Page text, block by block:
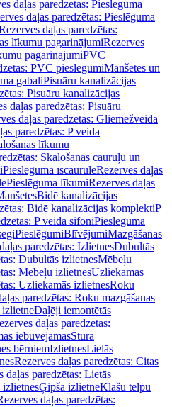
daļas paredzētas: Pieslēguma
daļas paredzētas: Pieslēguma
daļas paredzētas:
līkumu pagarinājumiRezerves
pagarinājumiPVC
PVC pieslēgumiManšetes un
gabaliPisuāru kanalizācijas
Pisuāru kanalizācijas
daļas paredzētas: Pisuāru
daļas paredzētas: Gliemežveida
paredzētas: P veida
līkumu
Skalošanas cauruļu un
Pieslēguma īscauruleRezerves daļas
Pieslēguma līkumiRezerves daļas
Bidē kanalizācijas
Bidē kanalizācijas komplektiP
P veida sifoniPieslēguma
PieslēgumiBlīvējumiMazgāšanas
paredzētas: IzlietnesDubultās
Dubultās izlietnesMēbeļu
Mēbeļu izlietnesUzliekamās
Uzliekamās izlietnesRoku
paredzētas: Roku mazgāšanas
izlietneDaļēji iemontētās
daļas paredzētas:
iebūvējamasStūra
bērniemIzlietnesLielās
Rezerves daļas paredzētas: Citas
daļas paredzētas: Lietās
Ģipša izlietneKlašu telpu
daļas paredzētas: